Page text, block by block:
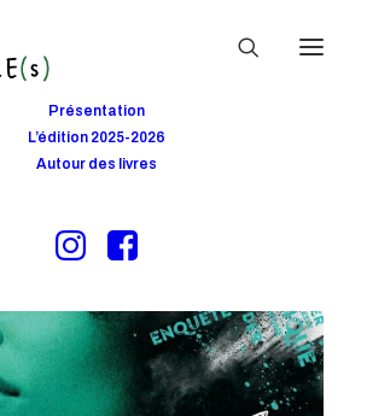
Présentation
L’édition 2025-2026
Autour des livres